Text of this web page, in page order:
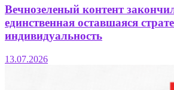
Вечнозеленый контент
единственная оставшаяся
индивидуальность
13.07.2026